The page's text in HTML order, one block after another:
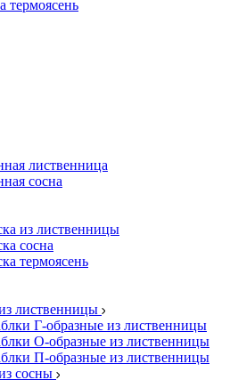
термоясень
лиственница
сосна
из лиственницы
сосна
термоясень
лиственницы
Г-образные из лиственницы
О-образные из лиственницы
П-образные из лиственницы
сосны